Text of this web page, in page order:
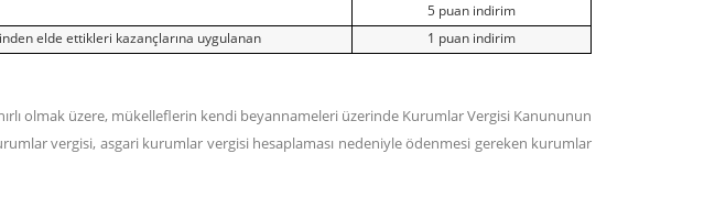
5 puan indirim
elde ettikleri kazançlarına uygulanan
1 puan indirim
olmak üzere, mükelleflerin kendi beyannameleri üzerinde Kurumlar Vergisi Kanununun
vergisi, asgari kurumlar vergisi hesaplaması nedeniyle ödenmesi gereken kurumlar